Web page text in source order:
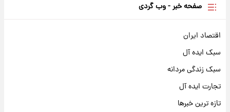
صفحه خبر - وب گردی
اقتصاد ایران
سبک ایده آل
سبک زندگی مردانه
تجارت ایده آل
تازه ترین خبرها